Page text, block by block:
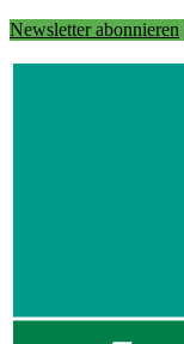
Newsletter abonnieren